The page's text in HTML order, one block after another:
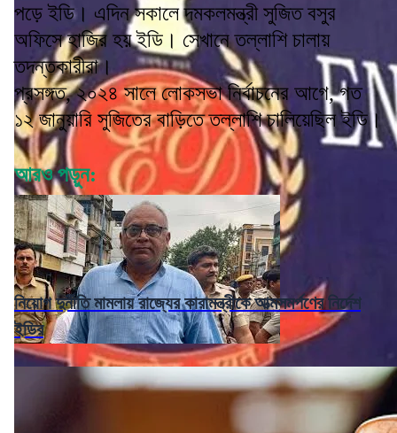
পড়ে ইডি। এদিন সকালে দমকলমন্ত্রী সুজিত বসুর
অফিসে হাজির হয় ইডি। সেখানে তল্লাশি চালায়
তদন্তকারীরা।
প্রসঙ্গত, ২০২৪ সালে লোকসভা নির্বাচনের আগে, গত
১২ জানুয়ারি সুজিতের বাড়িতে তল্লাশি চালিয়েছিল ইডি।
আরও পড়ুন:
নিয়োগ দুর্নীতি মামলায় রাজ্যের কারামন্ত্রীকে আত্মসমর্পণের নির্দেশ
ইডির